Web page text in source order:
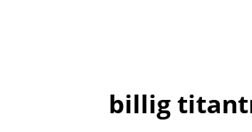
billig